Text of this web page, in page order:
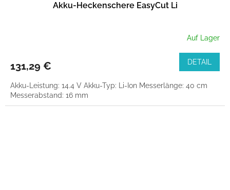
Akku-Heckenschere EasyCut Li
Auf Lager
131,29 € DETAIL
Akku-Leistung: 14.4 V Akku-Typ: Li-Ion Messerlänge: 40 cm
Messerabstand: 16 mm